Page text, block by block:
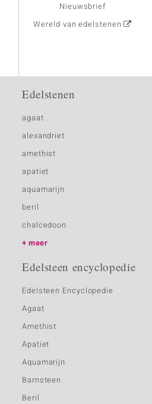
Nieuwsbrief
Wereld van edelstenen
Edelstenen
agaat
alexandriet
amethist
apatiet
aquamarijn
beril
chalcedoon
meer
Edelsteen encyclopedie
Edelsteen Encyclopedie
Agaat
Amethist
Apatiet
Aquamarijn
Barnsteen
Beril